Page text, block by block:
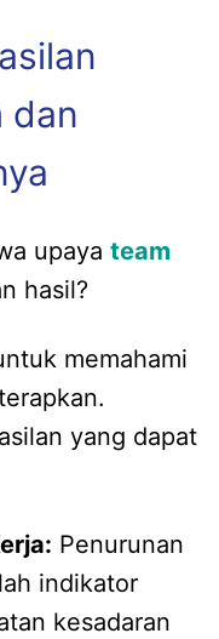
dan
upaya team
hasil?
memahami
yang dapat
Penurunan
indikator
kesadaran